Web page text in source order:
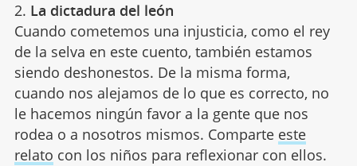
2. La dictadura del león
Cuando cometemos una injusticia, como el rey
de la selva en este cuento, también estamos
siendo deshonestos. De la misma forma,
cuando nos alejamos de lo que es correcto, no
le hacemos ningún favor a la gente que nos
rodea o a nosotros mismos. Comparte este
relato con los niños para reflexionar con ellos.